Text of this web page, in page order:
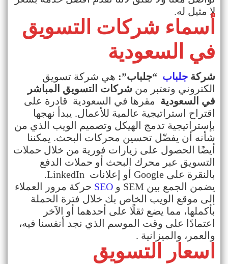
لا مثيل له.
أسماء شركات التسويق
في السعودية
شركة جلباب “جلباب”: هي شركة تسويق
الكتروني وتعتبر من شركات التسويق المباشر
في السعودية مقرها في السعودية قادرة على
اقتراح استراتيجية عالمية للأعمال. يبدأ نهجها
بإستراتيجية تدمج الهيكل وتصميم الويب الذي من
شأنه أن يفضّل تحسين محركات البحث. يمكننا
أيضًا الحصول على زيارات فورية من خلال حملات
التسويق عبر محرك البحث أو حملات الدفع
بالنقرة على
LinkedIn أو إعلانات Google.
يضمن الجمع بين
SEO و SEM
حركة مرور العملاء
إلى موقع الويب الخاص بك خلال فترة الحملة
بأكملها، مما يضع ثقلًا على أحدهما أو الآخر
اعتمادًا على وقت الموسم الذي نجد أنفسنا فيه،
والعمر، والميزانية .
اسعار التسويق